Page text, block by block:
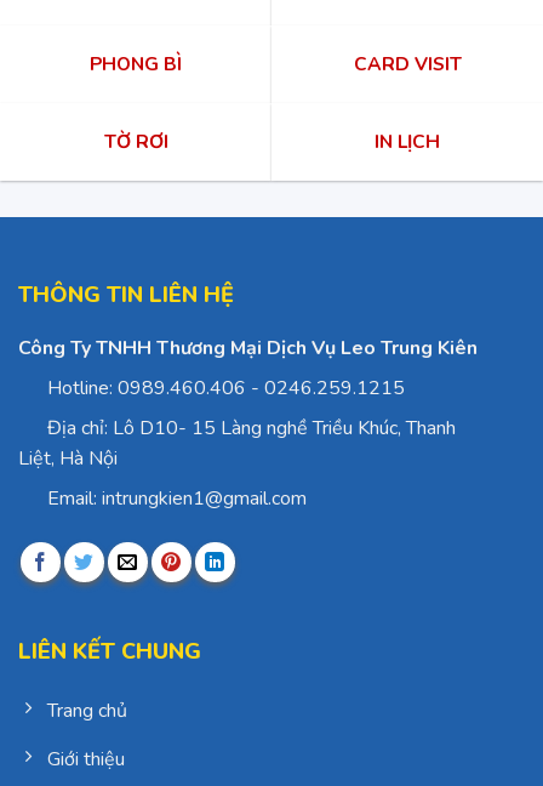
PHONG BÌ CARD VISIT
TỜ RƠI IN LỊCH
THÔNG TIN LIÊN HỆ
Công Ty TNHH Thương Mại Dịch Vụ Leo Trung Kiên
Hotline: 0989.460.406 - 0246.259.1215
Địa chỉ: Lô D10- 15 Làng nghề Triều Khúc, Thanh
Liệt, Hà Nội
Email: intrungkien1@gmail.com
LIÊN KẾT CHUNG
Trang chủ
Giới thiệu